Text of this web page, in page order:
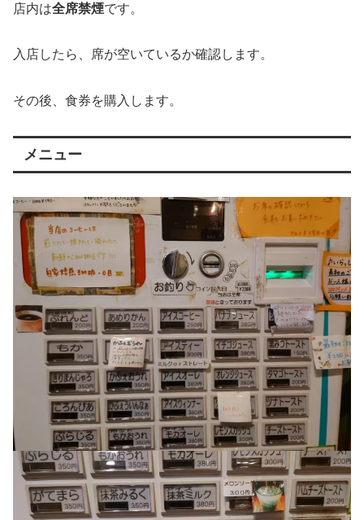
店内は全席禁煙です。
入店したら、席が空いているか確認します。
その後、食券を購入します。
メニュー